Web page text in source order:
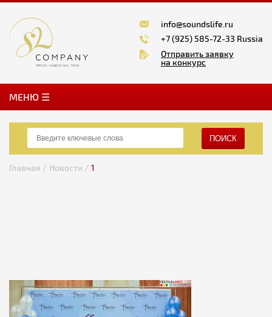
info@soundslife.ru
+7 (925) 585-72-33 Russia
Отправить заявку
на конкурс
MЕНЮ ☰
ПОИСК
Главная / Новости / 1